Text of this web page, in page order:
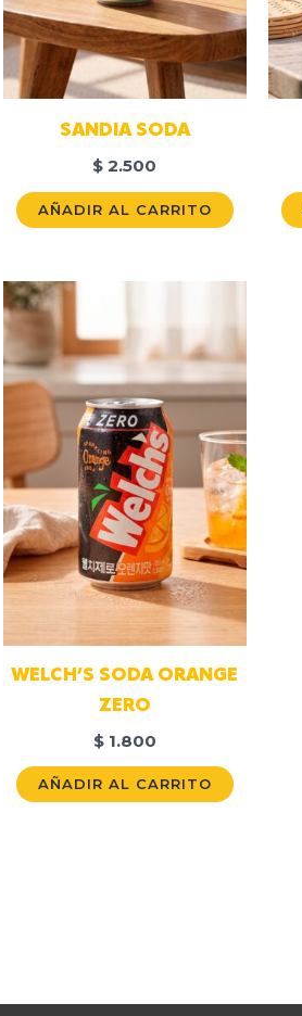
SANDIA SODA
$ 2.500
AÑADIR AL CARRITO
WELCH’S SODA ORANGE
ZERO
$1.800
AÑADIR AL CARRITO